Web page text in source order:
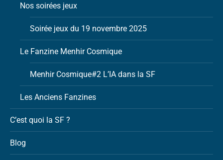
Nos soirées jeux
Soirée jeux du 19 novembre 2025
Le Fanzine Menhir Cosmique
Menhir Cosmique#2 L’IA dans la SF
Les Anciens Fanzines
C’est quoi la SF ?
Blog